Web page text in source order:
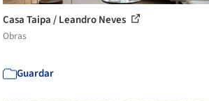
Casa Taipa / Leandro Neves
Obras
Guardar